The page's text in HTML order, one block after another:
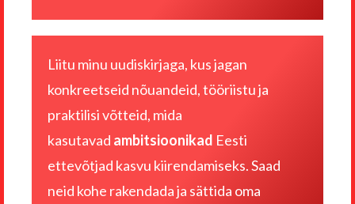
Liitu minu uudiskirjaga, kus jagan
konkreetseid nõuandeid, tööriistu ja
praktilisi võtteid, mida
kasutavad ambitsioonikad Eesti
ettevõtjad kasvu kiirendamiseks. Saad
neid kohe rakendada ja sättida oma